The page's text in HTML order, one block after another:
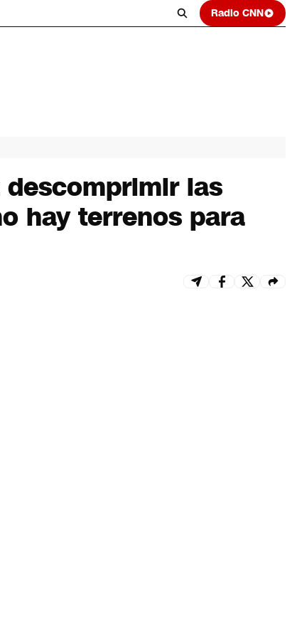
Radio CNN
las
hay terrenos para